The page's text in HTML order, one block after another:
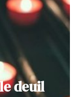
deuil